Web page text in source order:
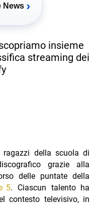
News ›
insieme
streaming dei
della scuola di
grazie alla
delle puntate della
5. Ciascun talento ha
contesto televisivo, in